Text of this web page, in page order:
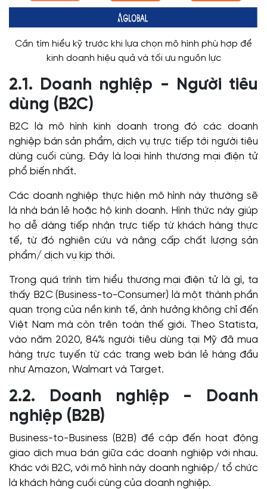
Cần tìm hiểu kỹ trước khi lựa chọn mô hình phù hợp để
kinh doanh hiệu quả và tối ưu nguồn lực
2.1. Doanh nghiệp - Người tiêu
dùng (B2C)
B2C là mô hình kinh doanh trong đó các doanh
nghiệp bán sản phẩm, dịch vụ trực tiếp tới người tiêu
dùng cuối cùng. Đây là loại hình thương mại điện tử
phổ biến nhất.
Các doanh nghiệp thực hiện mô hình này thường sẽ
là nhà bán lẻ hoặc hộ kinh doanh. Hình thức này giúp
họ dễ dàng tiếp nhận trực tiếp từ khách hàng thực
tế, từ đó nghiên cứu và nâng cấp chất lượng sản
phẩm/ dịch vụ kịp thời.
Trong quá trình tìm hiểu thương mại điện tử là gì, ta
thấy B2C (Business-to-Consumer) là một thành phần
quan trọng của nền kinh tế, ảnh hưởng không chỉ đến
Việt Nam mà còn trên toàn thế giới. Theo Statista,
vào năm 2020, 84% người tiêu dùng tại Mỹ đã mua
hàng trực tuyến từ các trang web bán lẻ hàng đầu
như Amazon, Walmart và Target.
2.2. Doanh nghiệp - Doanh
nghiệp (B2B)
Business-to-Business (B2B) đề cập đến hoạt động
giao dịch mua bán giữa các doanh nghiệp với nhau.
Khác với B2C, với mô hình này doanh nghiệp/ tổ chức
là khách hàng cuối cùng của doanh nghiệp.